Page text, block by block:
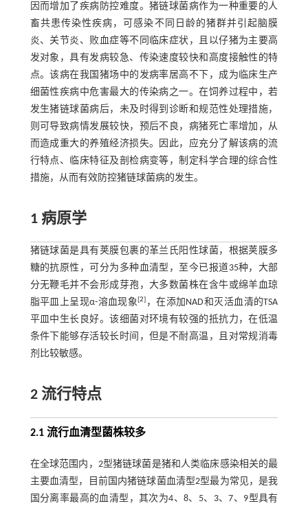
因而增加了疾病防控难度。猪链球菌病作为一种重要的人
畜共患传染性疾病，可感染不同日龄的猪群并引起脑膜
炎、关节炎、败血症等不同临床症状，且以仔猪为主要高
发对象，具有发病较急、传染速度较快和高度接触性的特
点。该病在我国猪场中的发病率居高不下，成为临床生产
细菌性疾病中危害最大的传染病之一。在饲养过程中，若
发生猪链球菌病后，未及时得到诊断和规范性处理措施，
则可导致病情发展较快，预后不良，病猪死亡率增加，从
而造成重大的养殖经济损失。因此，应充分了解该病的流
行特点、临床特征及剖检病变等，制定科学合理的综合性
措施，从而有效防控猪链球菌病的发生。
1 病原学
猪链球菌是具有荚膜包裹的革兰氏阳性球菌，根据荚膜多
糖的抗原性，可分为多种血清型，至今已报道35种，大部
分无鞭毛并不会形成芽孢，大多数菌株在含牛或绵羊血琼
脂平皿上呈现α-溶血现象[2] ，在添加NAD和灭活血清的TSA
平皿中生长良好。该细菌对环境有较强的抵抗力，在低温
条件下能够存活较长时间，但是不耐高温，且对常规消毒
剂比较敏感。
2 流行特点
2.1 流行血清型菌株较多
在全球范围内，2型猪链球菌是猪和人类临床感染相关的最
主要血清型，目前国内猪链球菌血清型2型最为常见，是我
国分离率最高的血清型，其次为4、8、5、3、7、9型具有